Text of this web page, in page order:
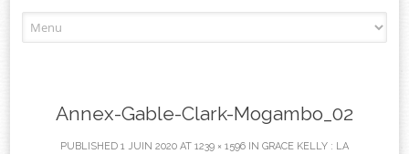
to
Annex-Gable-Clark-Mogambo_02
PUBLISHED 1 JUIN 2020 AT 1239 × 1596 IN GRACE KELLY : LA